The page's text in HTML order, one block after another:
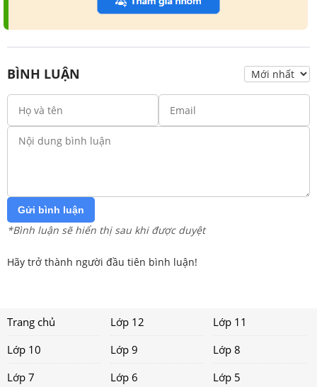
BÌNH LUẬN
Gửi bình luận
*Bình luận sẽ hiển thị sau khi được duyệt
Hãy trở thành người đầu tiên bình luận!
Trang chủ Lớp 12
Lớp 11
Lớp 10
Lớp 9
Lớp 8
Lớp 7
Lớp 6 Lớp 5